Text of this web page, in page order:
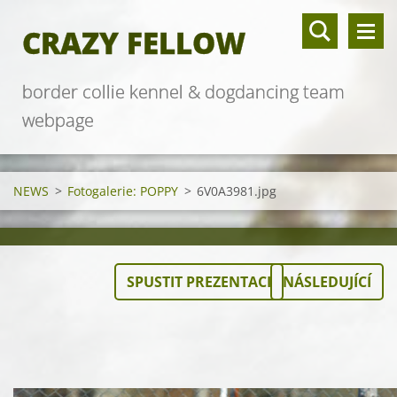
CRAZY FELLOW
border collie kennel & dogdancing team
webpage
NEWS > Fotogalerie: POPPY > 6V0A3981.jpg
SPUSTIT PREZENTACI NÁSLEDUJÍCÍ